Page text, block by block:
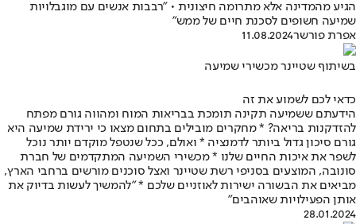
הגיע מהמדינה אלא מתרומה חיצונית • "רבבות אנשים עם מוגבלויות
שמיעה חשופים לסכנת חיים של ממש"
אפרת פורשר11.08.2024
בשיתוף שטיינר מכשירי שמיעה
כדאי לכם לשמוע את זה
הידעתם ששמיעה תקינה תומכת בבריאות המוח ומהווה גורם מפתח
להזדקנות בריאה? * מחקרים מובילים בתחום מצאו כי ירידת שמיעה היא
גורם סיכון גדול ביותר לדמנציה * ואולם, ככל שנטפל מוקדם יותר נוכל
לשפר את איכות החיים שלנו * מכשירי השמיעה המתקדמים של חברת
סונובה, המוצעים בסניפי רשת שטיינר ואצל סוכנים מורשים ברחבי הארץ,
מביאים את הבשורה ישירות לאוזניים שלכם * "להמשיך לעשות בדיוק את
אותן הפעילויות שאוהבים"
28.01.2024